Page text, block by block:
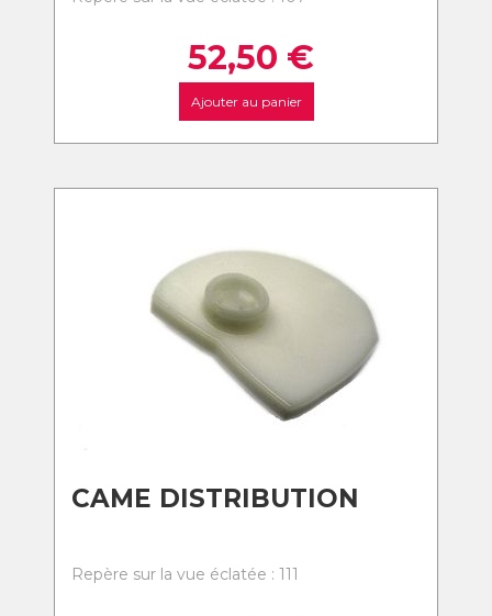
52,50 €
Ajouter au panier
CAME DISTRIBUTION
Repère sur la vue éclatée : 111